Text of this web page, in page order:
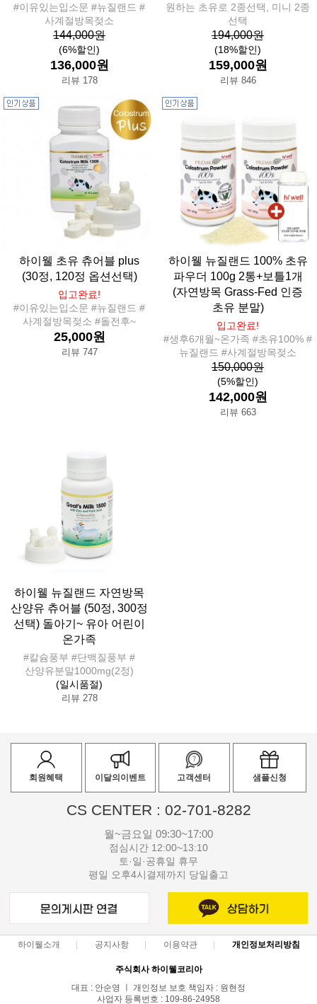
#이유있는입소문 #뉴질랜드 #
사계절방목젖소
144,000원
(6%할인)
136,000원
리뷰 178
원하는 초유로 2종선택, 미니 2종
선택
194,000원
(18%할인)
159,000원
리뷰 846
하이웰 초유 츄어블 plus
(30정, 120정 옵션선택)
입고완료!
#이유있는입소문 #뉴질랜드 #
사계절방목젖소 #돌전후~
25,000원
리뷰 747
하이웰 뉴질랜드 100% 초유
파우더 100g 2통+보틀1개
(자연방목 Grass-Fed 인증
초유 분말)
입고완료!
#생후6개월~온가족 #초유100% #
뉴질랜드 #사계절방목젖소
150,000원
(5%할인)
142,000원
리뷰 663
하이웰 뉴질랜드 자연방목
산양유 츄어블 (50정, 300정
선택) 돌아기~ 유아 어린이
온가족
#칼슘풍부 #단백질풍부 #
산양유분말1000mg(2정)
(일시품절)
리뷰 278
회원혜택 이달의이벤트 고객센터 샘플신청
CS CENTER : 02-701-8282
월~금요일 09:30~17:00
점심시간 12:00~13:10
토·일·공휴일 휴무
평일 오후4시결제까지 당일출고
하이웰소개 공지사항 이용약관 개인정보처리방침
주식회사 하이웰코리아
대표 : 안순영 ㅣ 개인정보 보호 책임자 : 원현정
사업자 등록번호 : 109-86-24958